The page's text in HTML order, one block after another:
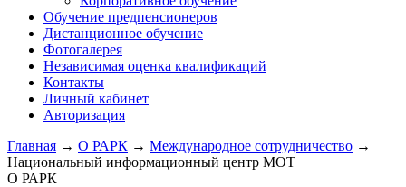
Обучение предпенсионеров
Дистанционное обучение
Фотогалерея
Независимая оценка квалификаций
Контакты
Личный кабинет
Авторизация
Главная → О РАРК → Международное сотрудничество →
Национальный информационный центр МОТ
О РАРК